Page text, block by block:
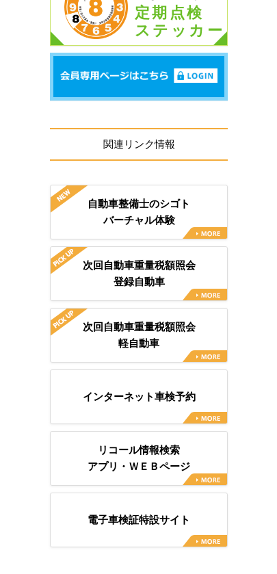
定期点検
ステッカー
関連リンク情報
自動車整備士のシゴト
バーチャル体験
次回自動車重量税額照会
登録自動車
次回自動車重量税額照会
軽自動車
インターネット車検予約
リコール情報検索
アプリ・ＷＥＢページ
電子車検証特設サイト